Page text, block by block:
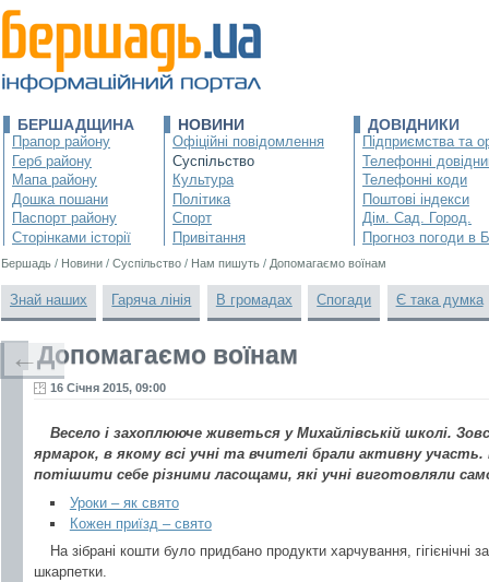
БЕРШАДЩИНА
Прапор району
Герб району
Мапа району
Дошка пошани
Паспорт району
Сторінками історії
НОВИНИ
Офіційні повідомлення
Суспільство
Культура
Політика
Спорт
Привітання
ДОВІДНИКИ
Підприємства та
Телефонні
Телефонні коди
Поштові індекси
Дім. Сад. Город.
Прогноз погоди в
Бершадь / Новини / Суспільство / Нам пишуть / Допомагаємо воїнам
Знай наших Гаряча лінія В громадах Спогади Є така думка
Допомагаємо воїнам
16 Січня 2015, 09:00
Весело і захоплююче живеться у Михайлівській школі.
ярмарок, в якому всі учні та вчителі брали активну
потішити себе різними ласощами, які учні виготовляли
Уроки – як свято
Кожен приїзд – свято
На зібрані кошти було придбано продукти харчування, гігієнічні
шкарпетки.
←